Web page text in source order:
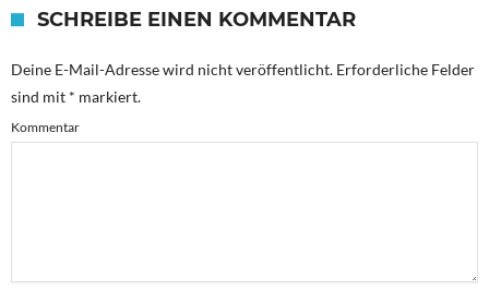
SCHREIBE EINEN KOMMENTAR
Deine E-Mail-Adresse wird nicht veröffentlicht. Erforderliche Felder
sind mit * markiert.
Kommentar